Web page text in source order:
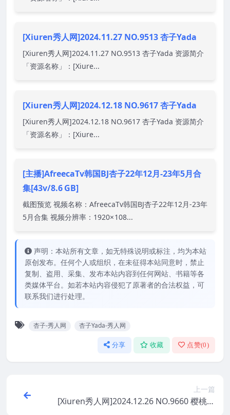
[Xiuren秀人网]2024.11.27 NO.9513 杏子Yada
[Xiuren秀人网]2024.11.27 NO.9513 杏子Yada 资源简介
「资源名称」：[Xiure...
[Xiuren秀人网]2024.12.18 NO.9617 杏子Yada
[Xiuren秀人网]2024.12.18 NO.9617 杏子Yada 资源简介
「资源名称」：[Xiure...
[主播]AfreecaTv韩国BJ杏子22年12月-23年5月合
集[43v/8.6 GB]
截图预览 视频名称：AfreecaTv韩国BJ杏子22年12月-23年
5月合集 视频分辨率：1920× 108...
声明：本站所有文章，如无特殊说明或标注，均为本站
原创发布。任何个人或组织，在未征得本站同意时，禁止
复制、盗用、采集、发布本站内容到任何网站、书籍等各
类媒体平台。如若本站内容侵犯了原著者的合法权益，可
联系我们进行处理。
杏子-秀人网 杏子Yada-秀人网
分享 收藏 点赞(0)
上一篇
[Xiuren秀人网]2024.12.26 NO.9660 樱桃小